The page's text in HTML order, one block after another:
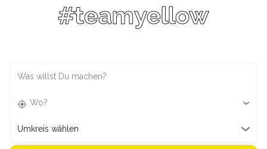
#teamyellow
Was willst Du machen?
Wo?
Umkreis wählen